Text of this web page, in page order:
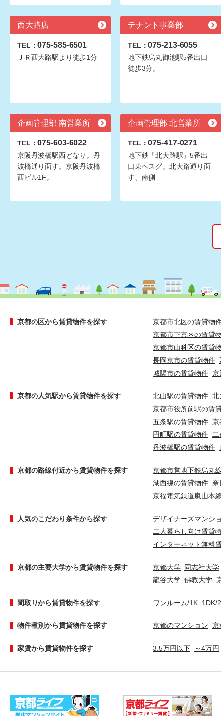
西大路店
TEL： 075-585-6501
ＪＲ西大路駅より徒歩1分
テナント事業部
TEL： 075-213-6055
地下鉄烏丸御池駅5番出口
徒歩3分。
企画管理部 南営業所
TEL： 075-603-6022
京阪丹波橋駅西どなり。丹
波橋通り面す。京阪丹波橋
西ビル1F。
企画管理部 北営業所
TEL： 075-417-0271
地下鉄「北大路駅」5番出
口東へスグ。北大路通り面
す、南側
京都の区から賃貸物件を探す
京都市北区の賃貸物
京都市下京区の賃貸
京都市山科区の賃貸
長岡京市の賃貸物件
城陽市の賃貸物件 京
京都の人気駅から賃貸物件を探す 北山駅の賃貸物件 北
京都市役所前駅の賃
五条駅の賃貸物件 京
円町駅の賃貸物件
丹波橋駅の賃貸物件
京都の路線付近から賃貸物件を探す
京都市営地下鉄烏丸
湖西線の賃貸物件 奈
京福電気鉄道嵐山本
人気のこだわり条件から探す
デザイナーズマンシ
二人暮らし向け賃貸
インターネット無料
京都の主要大学から賃貸物件を探す 京都大学 同志社大学
龍谷大学 佛教大学
間取りから賃貸物件を探す ワンルーム/1K 1DK/
物件種別から賃貸物件を探す 京都のマンション 京
家賃から賃貸物件を探す 3.5万円以下 ～4万円